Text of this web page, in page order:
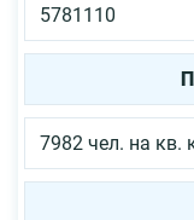
5781110
7982 чел. на кв.